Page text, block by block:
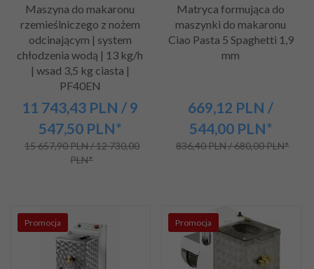
Maszyna do makaronu
rzemieślniczego z nożem
odcinającym | system
chłodzenia wodą | 13 kg/h
| wsad 3,5 kg ciasta |
PF40EN
11 743,43 PLN / 9
547,50 PLN*
15 657,90 PLN / 12 730,00
PLN*
Matryca formująca do
maszynki do makaronu
Ciao Pasta 5 Spaghetti 1,9
mm
669,12 PLN /
544,00 PLN*
836,40 PLN / 680,00 PLN*
Promocja Promocja